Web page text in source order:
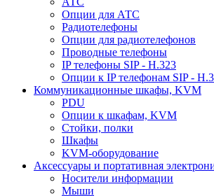
Опции для АТС
Радиотелефоны
Опции для радиотелефонов
Проводные телефоны
IP телефоны SIP - H.323
Опции к IP телефонам SIP -
Коммуникационные шкафы, KVM
PDU
Опции к шкафам, KVM
Стойки, полки
Шкафы
KVM-оборудование
Аксессуары и портативная
Носители информации
Мыши